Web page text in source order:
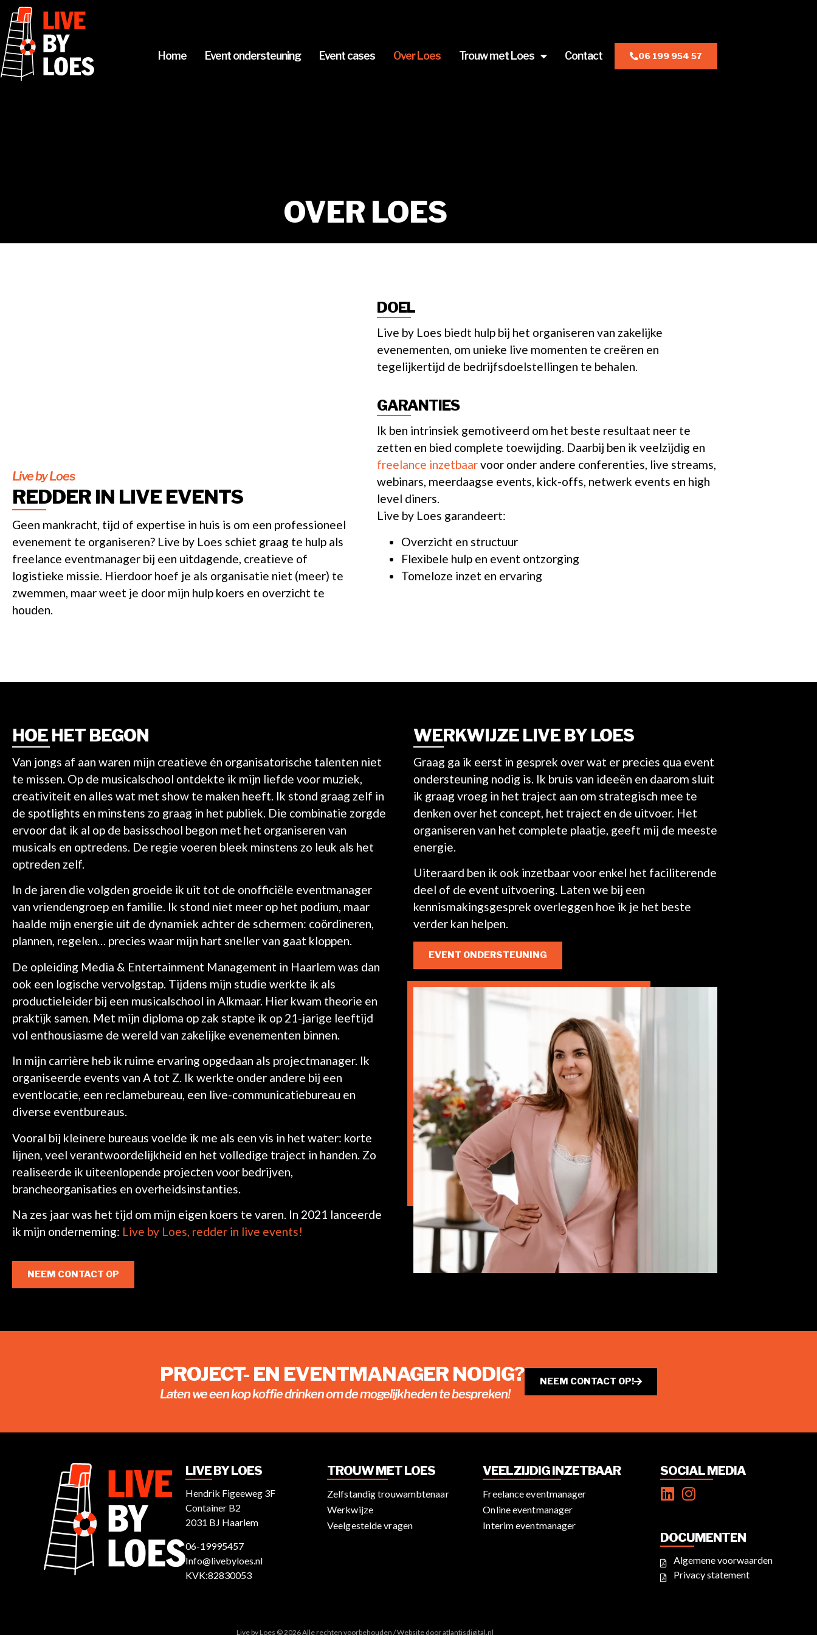
Home Event ondersteuning Event cases Over Loes Trouw met Loes Contact 06 199 954 57
OVER LOES
Live by Loes
REDDER IN LIVE EVENTS
Geen mankracht, tijd of expertise in huis is om een professioneel
evenement te organiseren? Live by Loes schiet graag te hulp als
freelance eventmanager bij een uitdagende, creatieve of
logistieke missie. Hierdoor hoef je als organisatie niet (meer) te
zwemmen, maar weet je door mijn hulp koers en overzicht te
houden.
DOEL
Live by Loes biedt hulp bij het organiseren van zakelijke
evenementen, om unieke live momenten te creëren en
tegelijkertijd de bedrijfsdoelstellingen te behalen.
GARANTIES
Ik ben intrinsiek gemotiveerd om het beste resultaat neer te
zetten en bied complete toewijding. Daarbij ben ik veelzijdig en
freelance inzetbaarvoor onder andere conferenties, live streams,
webinars, meerdaagse events, kick-offs, netwerk events en high
level diners.
Live by Loes garandeert:
Overzicht en structuur
Flexibele hulp en event ontzorging
Tomeloze inzet en ervaring
HOE HET BEGON
Van jongs af aan waren mijn creatieve én organisatorische talenten niet
te missen. Op de musicalschool ontdekte ik mijn liefde voor muziek,
creativiteit en alles wat met show te maken heeft. Ik stond graag zelf in
de spotlights en minstens zo graag in het publiek. Die combinatie zorgde
ervoor dat ik al op de basisschool begon met het organiseren van
musicals en optredens. De regie voeren bleek minstens zo leuk als het
optreden zelf.
In de jaren die volgden groeide ik uit tot de onofficiële eventmanager
van vriendengroep en familie. Ik stond niet meer op het podium, maar
haalde mijn energie uit de dynamiek achter de schermen: coördineren,
plannen, regelen… precies waar mijn hart sneller van gaat kloppen.
De opleiding Media & Entertainment Management in Haarlem was dan
ook een logische vervolgstap. Tijdens mijn studie werkte ik als
productieleider bij een musicalschool in Alkmaar. Hier kwam theorie en
praktijk samen. Met mijn diploma op zak stapte ik op 21-jarige leeftijd
vol enthousiasme de wereld van zakelijke evenementen binnen.
In mijn carrière heb ik ruime ervaring opgedaan als projectmanager. Ik
organiseerde events van A tot Z. Ik werkte onder andere bij een
eventlocatie, een reclamebureau, een live-communicatiebureau en
diverse eventbureaus.
Vooral bij kleinere bureaus voelde ik me als een vis in het water: korte
lijnen, veel verantwoordelijkheid en het volledige traject in handen. Zo
realiseerde ik uiteenlopende projecten voor bedrijven,
brancheorganisaties en overheidsinstanties.
Na zes jaar was het tijd om mijn eigen koers te varen. In 2021 lanceerde
ik mijn onderneming: Live by Loes, redder in live events!
NEEM CONTACT OP
WERKWIJZE LIVE BY LOES
Graag ga ik eerst in gesprek over wat er precies qua event
ondersteuning nodig is. Ik bruis van ideeën en daarom sluit
ik graag vroeg in het traject aan om strategisch mee te
denken over het concept, het traject en de uitvoer. Het
organiseren van het complete plaatje, geeft mij de meeste
energie.
Uiteraard ben ik ook inzetbaar voor enkel het faciliterende
deel of de event uitvoering. Laten we bij een
kennismakingsgesprek overleggen hoe ik je het beste
verder kan helpen.
EVENT ONDERSTEUNING
PROJECT- EN EVENTMANAGER NODIG?
Laten we een kop koffie drinken om de mogelijkheden te bespreken!
NEEM CONTACT OP!
LIVE BY LOES
Hendrik Figeeweg 3F
Container B2
2031 BJ Haarlem
06-19995457
Info@livebyloes.nl
KVK:82830053
TROUW MET LOES
Zelfstandig trouwambtenaar
Werkwijze
Veelgestelde vragen
VEELZIJDIG INZETBAAR
Freelance eventmanager
Online eventmanager
Interim eventmanager
SOCIAL MEDIA
DOCUMENTEN
Algemene voorwaarden
Privacy statement
Live by Loes © 2026 Alle rechten voorbehouden / Website dooratlantisdigital.nl